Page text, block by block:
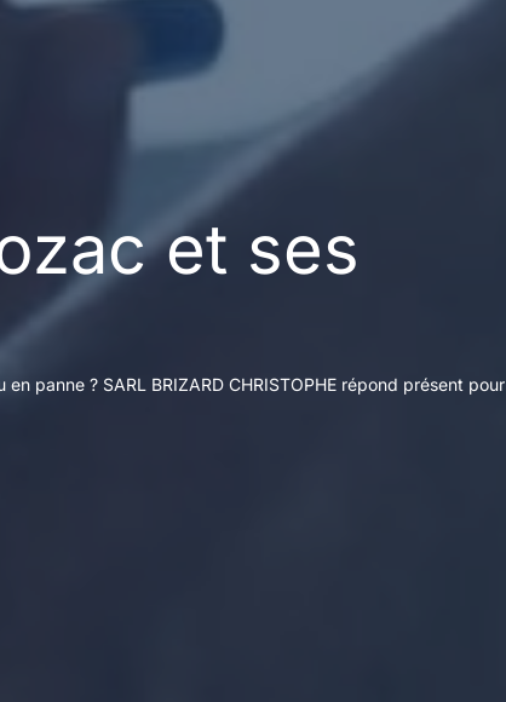
et ses
panne ? SARL BRIZARD CHRISTOPHE répond présent pour